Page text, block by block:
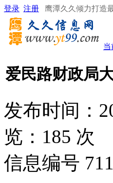
登录 注册 鹰潭久久倾力打造
当
爱民路财政局
发布时间：
览： 185 次
信息编号